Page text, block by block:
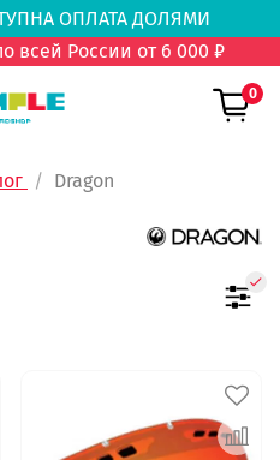
ОПЛАТА
всей России от 6 000 ₽
0
Dragon